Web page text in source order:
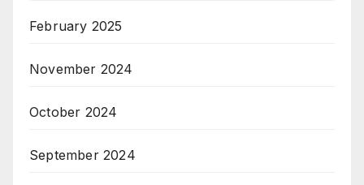
February 2025
November 2024
October 2024
September 2024